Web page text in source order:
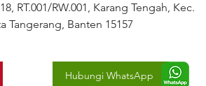
RT.001/RW.001, Karang Tengah, Kec.
Tangerang, Banten 15157
Hubungi WhatsApp